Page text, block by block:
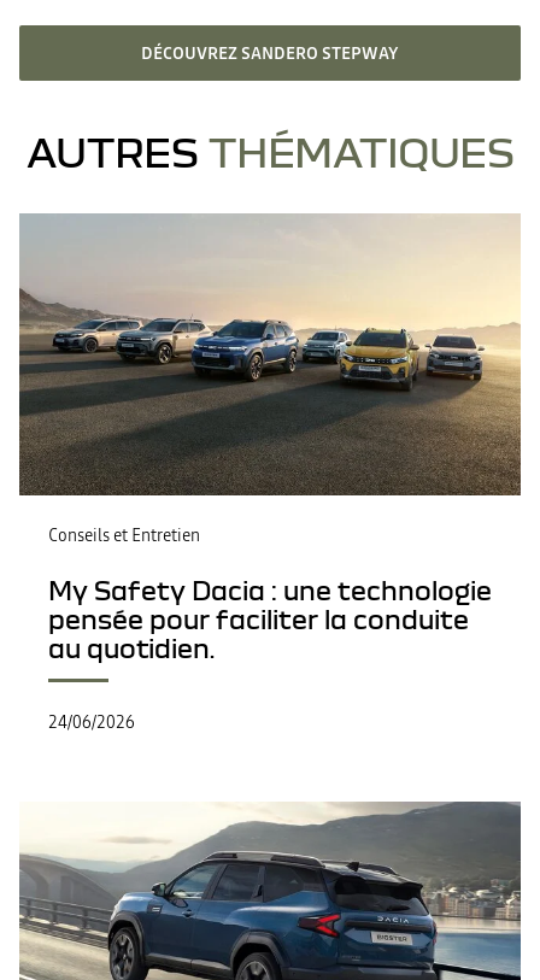
DÉCOUVREZ SANDERO STEPWAY
AUTRES THÉMATIQUES
Conseils et Entretien
My Safety Dacia : une technologie
pensée pour faciliter la conduite
au quotidien.
24/06/2026